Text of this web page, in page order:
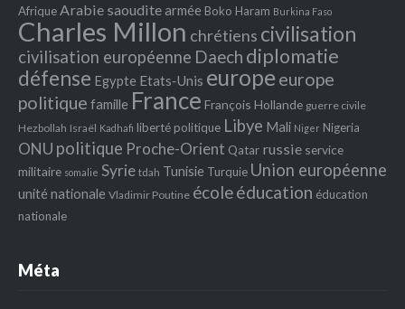
AfriqueArabie saoudite armée Boko Haram Burkina Faso
Charles Millon chrétiens civilisation
civilisation européenne Daech diplomatie
défense Egypte Etats‐Unis europeeurope
politique famille France François Hollande guerre civile
Hezbollah Israël Kadhafi liberté politique Libye Mali Niger Nigeria
ONU politique Proche-Orient Qatar russie service
militaire somalie Syrie tdah Tunisie Turquie Union européenne
unité nationale Vladimir Poutine écoleéducation éducation
nationale
Méta